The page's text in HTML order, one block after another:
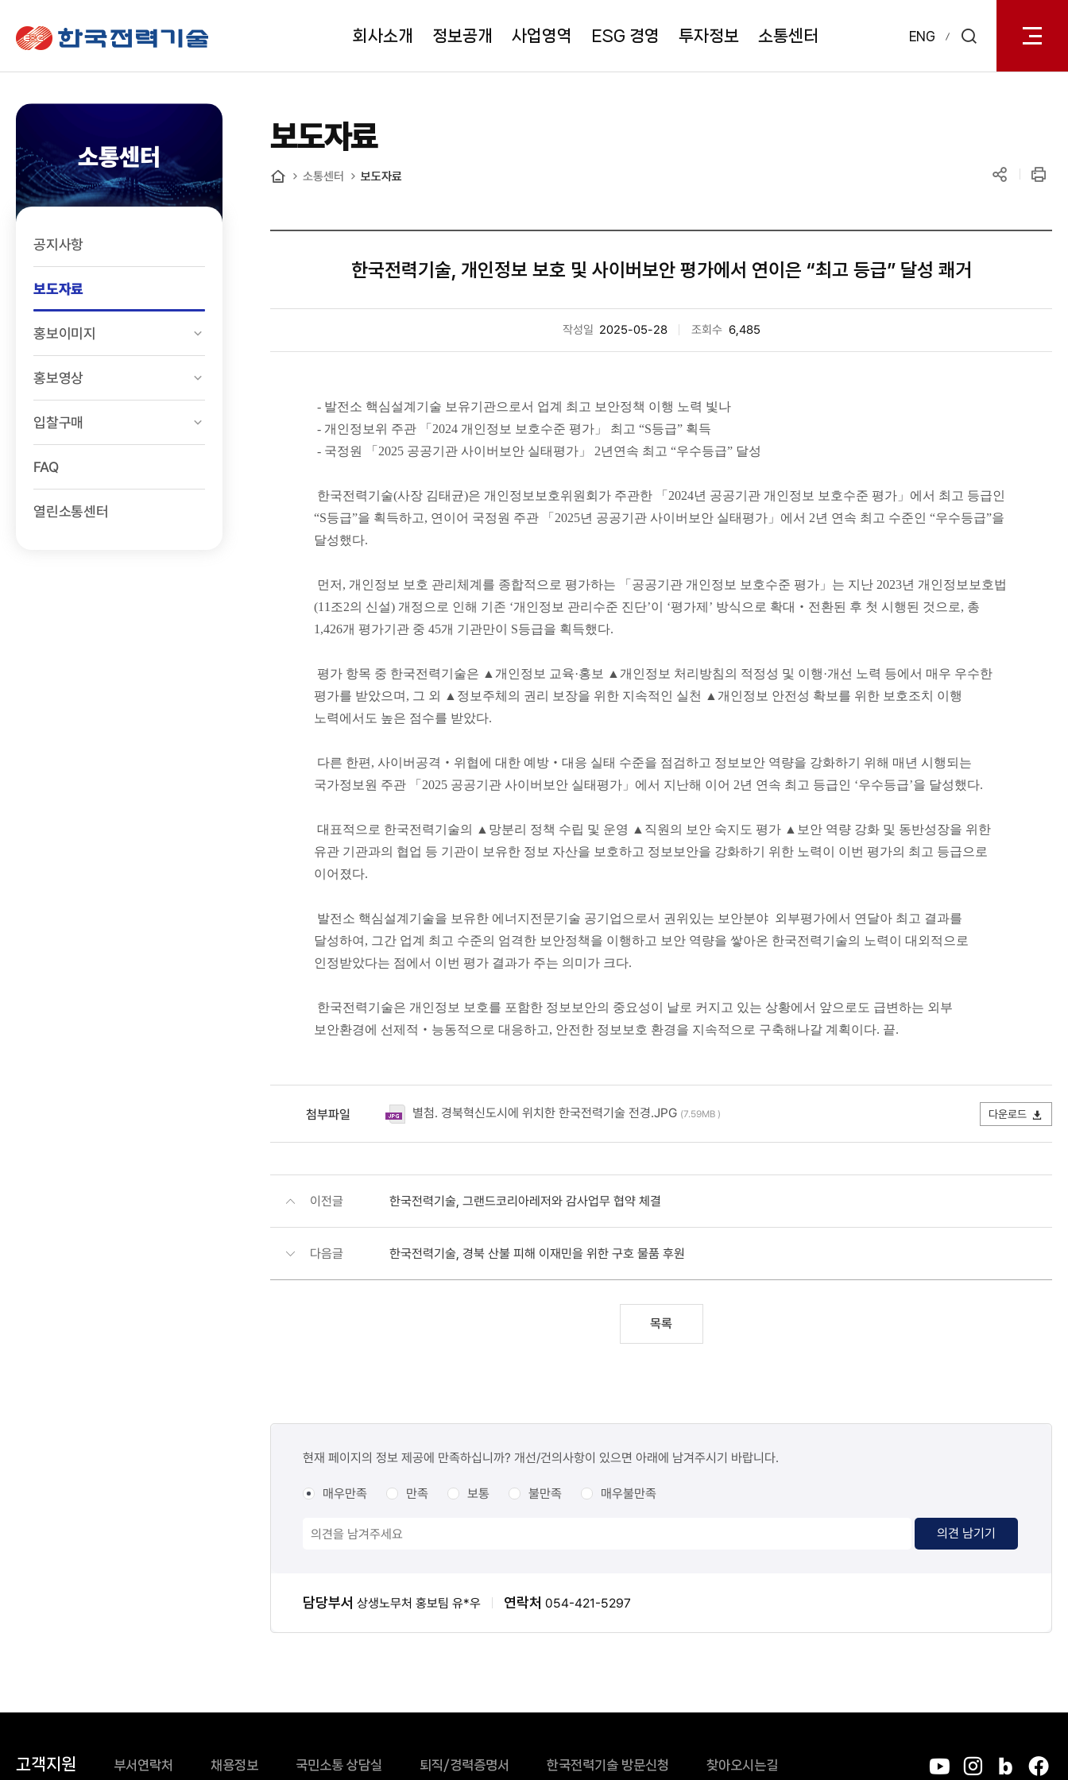
한국전력기술
회사소개 정보공개 사업영역 ESG 경영 투자정보 소통센터 ENG
열기
소통센터
공지사항
보도자료
홍보이미지
홍보영상
입찰구매
FAQ
열린소통센터
보도자료
소통센터 보도자료
한국전력기술, 개인정보 보호 및 사이버보안 평가에서 연이은 “최고 등급” 달성 쾌거
작성일 2025-05-28 조회수 6,485
- 발전소 핵심설계기술 보유기관으로서 업계 최고 보안정책 이행 노력 빛나
- 개인정보위 주관 「2024 개인정보 보호수준 평가」 최고 “S등급” 획득
- 국정원 「2025 공공기관 사이버보안 실태평가」 2년연속 최고 “우수등급” 달성
한국전력기술(사장 김태균)은 개인정보보호위원회가 주관한 「2024년 공공기관 개인정보 보호수준 평가」에서 최고 등급인
“S등급”을 획득하고, 연이어 국정원 주관 「2025년 공공기관 사이버보안 실태평가」에서 2년 연속 최고 수준인 “우수등급”을
달성했다.
먼저, 개인정보 보호 관리체계를 종합적으로 평가하는 「공공기관 개인정보 보호수준 평가」는 지난 2023년 개인정보보호법
(11조2의 신설) 개정으로 인해 기존 ‘개인정보 관리수준 진단’이 ‘평가제’ 방식으로 확대‧전환된 후 첫 시행된 것으로, 총
1,426개 평가기관 중 45개 기관만이 S등급을 획득했다.
평가 항목 중 한국전력기술은 ▲개인정보 교육·홍보 ▲개인정보 처리방침의 적정성 및 이행·개선 노력 등에서 매우 우수한
평가를 받았으며, 그 외 ▲정보주체의 권리 보장을 위한 지속적인 실천 ▲개인정보 안전성 확보를 위한 보호조치 이행
노력에서도 높은 점수를 받았다.
다른 한편, 사이버공격‧위협에 대한 예방‧대응 실태 수준을 점검하고 정보보안 역량을 강화하기 위해 매년 시행되는
국가정보원 주관 「2025 공공기관 사이버보안 실태평가」에서 지난해 이어 2년 연속 최고 등급인 ‘우수등급’을 달성했다.
대표적으로 한국전력기술의 ▲망분리 정책 수립 및 운영 ▲직원의 보안 숙지도 평가 ▲보안 역량 강화 및 동반성장을 위한
유관 기관과의 협업 등 기관이 보유한 정보 자산을 보호하고 정보보안을 강화하기 위한 노력이 이번 평가의 최고 등급으로
이어졌다.
발전소 핵심설계기술을 보유한 에너지전문기술 공기업으로서 권위있는 보안분야 외부평가에서 연달아 최고 결과를
달성하여, 그간 업계 최고 수준의 엄격한 보안정책을 이행하고 보안 역량을 쌓아온 한국전력기술의 노력이 대외적으로
인정받았다는 점에서 이번 평가 결과가 주는 의미가 크다.
한국전력기술은 개인정보 보호를 포함한 정보보안의 중요성이 날로 커지고 있는 상황에서 앞으로도 급변하는 외부
보안환경에 선제적‧능동적으로 대응하고, 안전한 정보보호 환경을 지속적으로 구축해나갈 계획이다. 끝.
첨부파일 별첨. 경북혁신도시에 위치한 한국전력기술 전경.JPG (7.59MB ) 다운로드
이전글 한국전력기술, 그랜드코리아레저와 감사업무 협약 체결
다음글 한국전력기술, 경북 산불 피해 이재민을 위한 구호 물품 후원
목록
만족도현재 페이지의 정보 제공에 만족하십니까? 개선/건의사항이 있으면 아래에 남겨주시기 바랍니다.
매우만족 만족 보통 불만족 매우불만족
의견 남기기
담당자
담당부서 상생노무처 홍보팀 유*우 연락처 054-421-5297
고객지원 부서연락처 채용정보 국민소통 상담실 퇴직/경력증명서 한국전력기술 방문신청 찾아오시는길